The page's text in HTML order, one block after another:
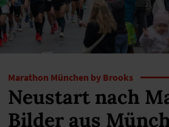
Marathon München by Brooks
Neustart nach
Bilder aus